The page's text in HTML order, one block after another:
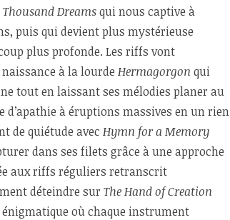
Thousand Dreamsqui nous captive à
puis qui devient plus mystérieuse
plus profonde. Les riffs vont
à la lourde Hermagorgon qui
tout en laissant ses mélodies planer au
d’apathie à éruptions massives en un rien
de quiétude avec Hymn for a Memory
dans ses filets grâce à une approche
aux riffs réguliers retranscrit
déteindre sur The Hand of Creation
où chaque instrument